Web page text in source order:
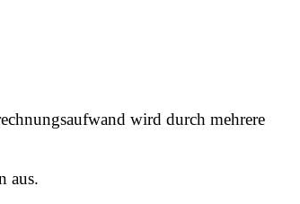
wird durch mehrere
aus.